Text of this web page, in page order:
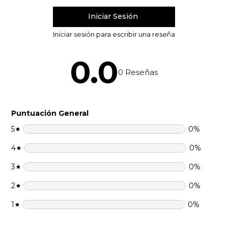
0.00 Reseñas
Puntuación General
5
0%
4 0%
3 0%
2 0%
1 0%